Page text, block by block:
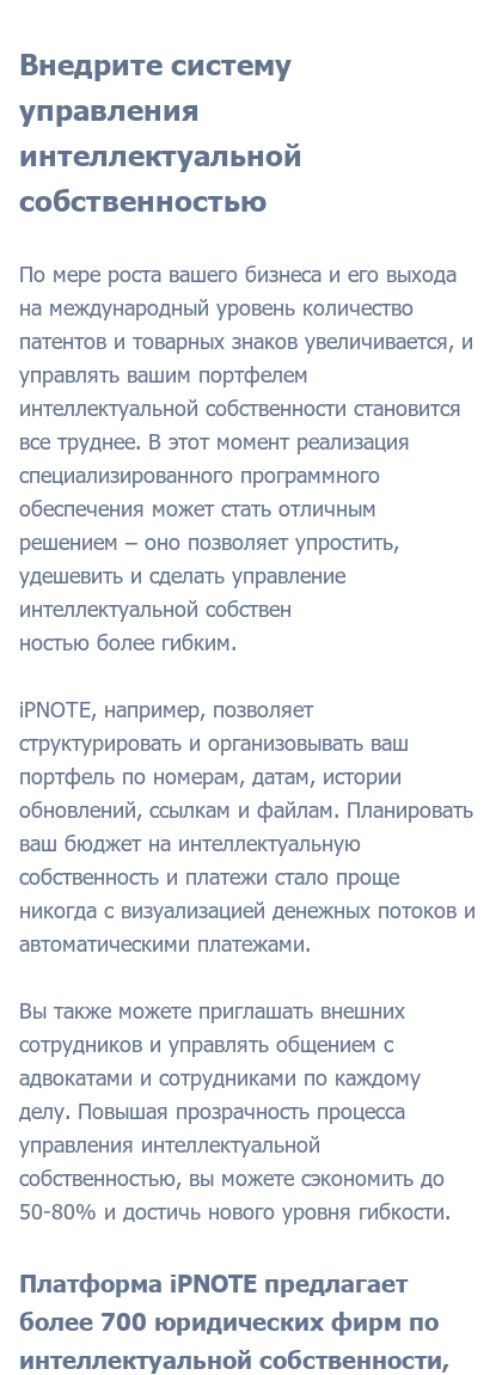
Внедрите систему
управления
интеллектуальной
собственностью
По мере роста вашего бизнеса и его выхода
на международный уровень количество
патентов и товарных знаков увеличивается, и
управлять вашим портфелем
интеллектуальной собственности становится
все труднее. В этот момент реализация
специализированного программного
обеспечения может стать отличным
решением – оно позволяет упростить,
удешевить и сделать управление
интеллектуальной собствен
ностью более гибким.
iPNOTE, например, позволяет
структурировать и организовывать ваш
портфель по номерам, датам, истории
обновлений, ссылкам и файлам. Планировать
ваш бюджет на интеллектуальную
собственность и платежи стало проще
никогда с визуализацией денежных потоков и
автоматическими платежами.
Вы также можете приглашать внешних
сотрудников и управлять общением с
адвокатами и сотрудниками по каждому
делу. Повышая прозрачность процесса
управления интеллектуальной
собственностью, вы можете сэкономить до
50-80% и достичь нового уровня гибкости.
Платформа iPNOTE предлагает
более 700 юридических фирм по
интеллектуальной собственности,